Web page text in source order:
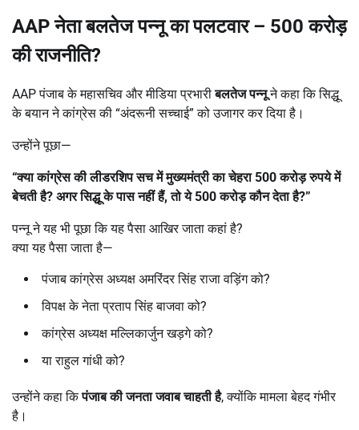
AAPनेता बलतेज पन्नू का पलटवार– 500करोड़
की राजनीति?
AAP पंजाब के महासचिव और मीडिया प्रभारीबलतेज पन्नूने कहा कि सिद्धू
के बयान ने कांग्रेस की “अंदरूनी सच्चाई” को उजागर कर दिया है।
उन्होंने पूछा—
“क्या कांग्रेस की लीडरशिप सच में मुख्यमंत्री का चेहरा500करोड़ रुपये में
बेचती है? अगर सिद्धू के पास नहीं हैं,तो ये500करोड़ कौन देता है?”
पन्नू ने यह भी पूछा कि यह पैसा आखिर जाता कहां है?
क्या यह पैसा जाता है—
पंजाब कांग्रेस अध्यक्ष अमरिंदर सिंह राजा वड़िंग को?
विपक्ष के नेता प्रताप सिंह बाजवा को?
कांग्रेस अध्यक्ष मल्लिकार्जुन खड़गे को?
या राहुल गांधी को?
उन्होंने कहा किपंजाब की जनता जवाब चाहती है, क्योंकि मामला बेहद गंभीर
है।